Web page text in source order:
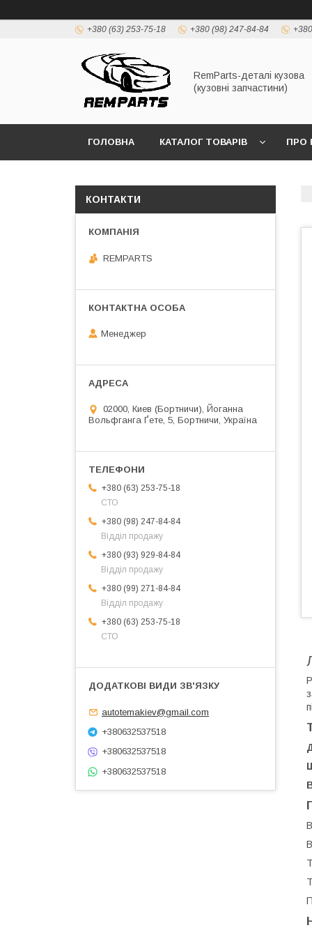
+380 (63) 253-75-18 +380 (98) 247-84-84
RemParts-деталі кузова
(кузовні запчастини)
ГОЛОВНА КАТАЛОГ ТОВАРІВ ПРО
КОНТАКТИ
REMPARTS
Менеджер
02000, Киев (Бортничи), Йоганна
Вольфганга Ґете, 5, Бортничи, Україна
+380 (63) 253-75-18
СТО
+380 (98) 247-84-84
Відділ продажу
+380 (93) 929-84-84
Відділ продажу
+380 (99) 271-84-84
Відділ продажу
+380 (63) 253-75-18
СТО
autotemakiev@gmail.com
+380632537518
+380632537518
+380632537518